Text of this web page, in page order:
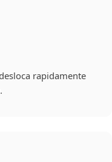
rapidamente